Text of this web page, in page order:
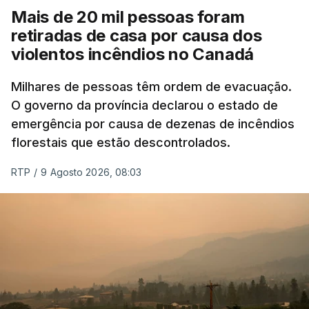
Mais de 20 mil pessoas foram
retiradas de casa por causa dos
violentos incêndios no Canadá
Milhares de pessoas têm ordem de evacuação.
O governo da província declarou o estado de
emergência por causa de dezenas de incêndios
florestais que estão descontrolados.
RTP / 9 Agosto 2026, 08:03